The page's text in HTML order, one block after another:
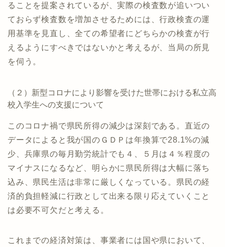
ることを提案されているが、実際の検査数が追いつい
ておらず検査数を増加させるためには、行政検査の運
用基準を見直し、全ての希望者にどちらかの検査が行
えるようにすべきではないかと考えるが、当局の所見
を伺う。
（２）新型コロナにより影響を受けた世帯における私立高
校入学生への支援について
このコロナ禍で県民所得の減少は深刻である。直近の
データによると我が国のＧＤＰは年換算で28.1%の減
少、兵庫県の毎月勤労統計でも４、５月は４％程度の
マイナスになるなど、明らかに県民所得は大幅に落ち
込み、県民生活は非常に厳しくなっている。県民の経
済的負担軽減に行政として出来る限り応えていくこと
は必要不可欠だと考える。
これまでの経済対策は、事業者には国や県において、